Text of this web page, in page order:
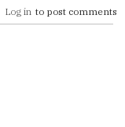
Log in to post comments